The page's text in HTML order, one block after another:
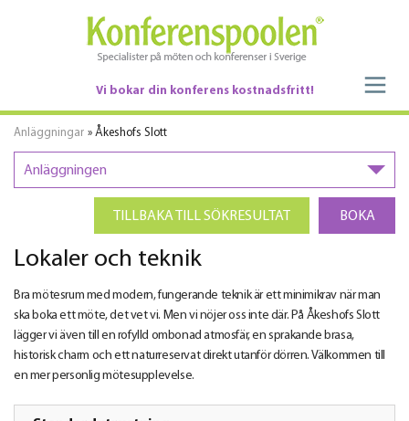
Vi bokar din konferens kostnadsfritt!
Anläggningar » Åkeshofs Slott
Anläggningen
BOKA
TILLBAKA TILL SÖKRESULTAT
Lokaler och teknik
Bra mötesrum med modern, fungerande teknik är ett minimikrav när man
ska boka ett möte, det vet vi. Men vi nöjer oss inte där. På Åkeshofs Slott
lägger vi även till en rofylld ombonad atmosfär, en sprakande brasa,
historisk charm och ett naturreservat direkt utanför dörren. Välkommen till
en mer personlig mötesupplevelse.